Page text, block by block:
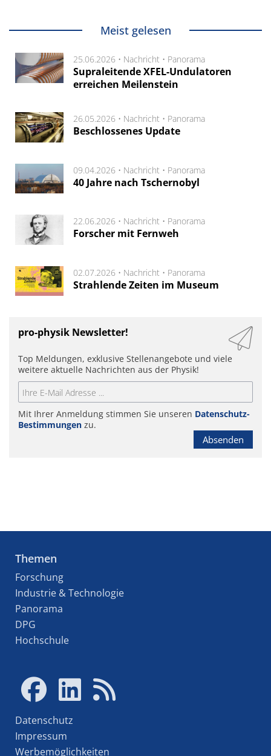
Meist gelesen
25.06.2026 • Nachricht • Panorama
Supraleitende XFEL-Undulatoren
erreichen Meilenstein
26.05.2026 • Nachricht • Panorama
Beschlossenes Update
09.04.2026 • Nachricht • Panorama
40 Jahre nach Tschernobyl
22.06.2026 • Nachricht • Panorama
Forscher mit Fernweh
02.07.2026 • Nachricht • Panorama
Strahlende Zeiten im Museum
pro-physik Newsletter!
Top Meldungen, exklusive Stellenangebote und viele
weitere aktuelle Nachrichten aus der Physik!
Mit Ihrer Anmeldung stimmen Sie unseren Datenschutz-
Bestimmungen zu.
Absenden
Themen
Forschung
Industrie & Technologie
Panorama
DPG
Hochschule
Datenschutz
Impressum
Werbemöglichkeiten